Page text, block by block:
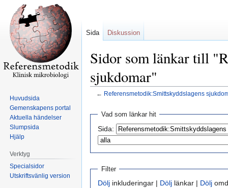
Sidor som länkar till
sjukdomar"
← Referensmetodik:Smittskyddslagens
Hoppa
navigering
Hoppa
sök
Vad som länkar hit
Sida:
Filter
Dölj inkluderingar | Dölj länkar | Dölj
Sida Diskussion
Huvudsida
Gemenskapens portal
Aktuella händelser
Slumpsida
Hjälp
Verktyg
Specialsidor
Utskriftsvänlig version